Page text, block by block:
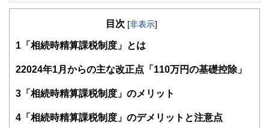
証券会社、銀行、保険会社など金融機関での業務を経て現在
（2000年）、日本FP協会東京支部主催地域イベントへの参
しとお金のFP相談室」相談員（2016年）。
「目の前にいるその人が、より豊かに、よりよくなるため
に、今できること」を考え、サポートし続ける。
従業員向け「50代からのライフデザイン」セミナーや個人相
目次 [非表示]
1 「相続時精算課税制度」とは
22024年1月からの主な改正点「110万円の基礎控除」
3 「相続時精算課税制度」のメリット
4 「相続時精算課税制度」のデメリットと注意点